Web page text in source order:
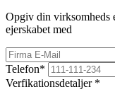
Opgiv din virksomheds
ejerskabet med
Telefon*
Verfikationsdetaljer *